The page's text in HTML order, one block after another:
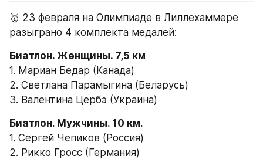
🥇 23 февраля на Олимпиаде в Лиллехаммере
разыграно 4 комплекта медалей:
1. Мариан Бедар (Канада)
2. Светлана Парамыгина (Беларусь)
3. Валентина Цербэ (Украина)
1. Сергей Чепиков (Россия)
2. Рикко Гросс (Германия)